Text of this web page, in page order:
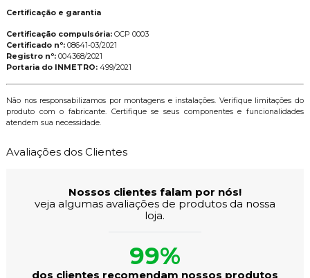
Certificação e garantia
Certificação compulsória:OCP 0003
Certificado nº:08641-03/2021
Registro nº:004368/2021
Portaria do INMETRO: 499/2021
Não nos responsabilizamos por montagens e instalações. Verifique limitações do
produto com o fabricante. Certifique se seus componentes e funcionalidades
atendem sua necessidade.
Avaliações dos Clientes
Nossos clientes falam por nós!
veja algumas avaliações de produtos da nossa
loja.
99%
dos clientes recomendam nossos produtos